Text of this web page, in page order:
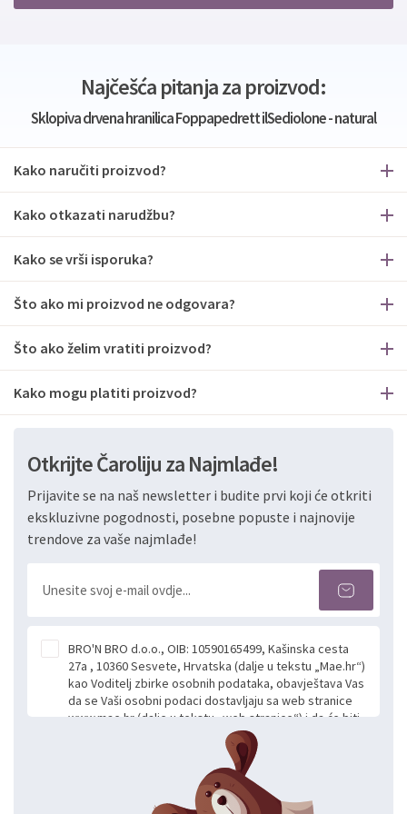
Najčešća pitanja za proizvod:
Sklopiva drvena hranilica Foppapedrett ilSediolone - natural
Kako naručiti proizvod?
Kako otkazati narudžbu?
Kako se vrši isporuka?
Što ako mi proizvod ne odgovara?
Što ako želim vratiti proizvod?
Kako mogu platiti proizvod?
Otkrijte Čaroliju za Najmlađe!
Prijavite se na naš newsletter i budite prvi koji će otkriti
ekskluzivne pogodnosti, posebne popuste i najnovije
trendove za vaše najmlađe!
BRO'N BRO d.o.o., OIB: 10590165499, Kašinska cesta
27a , 10360 Sesvete, Hrvatska (dalje u tekstu „Mae.hr“)
kao Voditelj zbirke osobnih podataka, obavještava Vas
da se Vaši osobni podaci dostavljaju sa web stranice
www.mae.hr (dalje u tekstu „web stranice“) i da će biti
obrađeni. Prihvaćanjem ove Izjave smatra se da
slobodno i izričito dajete privolu za prikupljanje i daljnju
obradu Vaših osobnih podataka koje ustupate Mae.hr
putem ovih web stranica u svrhu odgovora i daljnje
komunikacije na Vaš upit poslan kroz kontakt obrazac.